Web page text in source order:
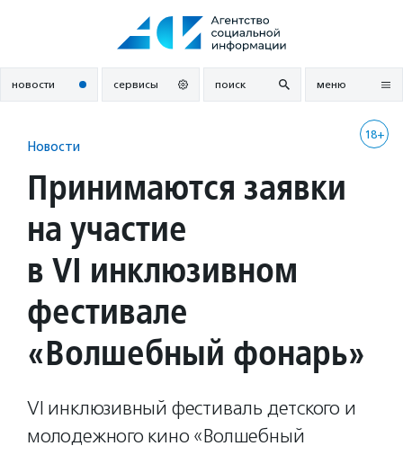
новости сервисы поиск меню
18+
Новости
Принимаются заявки
на участие
в VI инклюзивном
фестивале
«Волшебный фонарь»
VI инклюзивный фестиваль детского и
молодежного кино «Волшебный